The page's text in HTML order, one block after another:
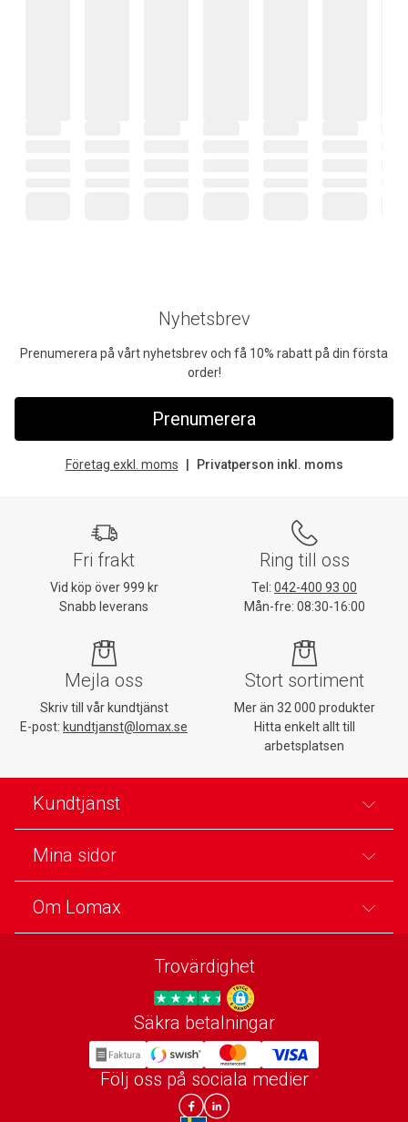
Nyhetsbrev
Prenumerera på vårt nyhetsbrev och få 10% rabatt på din första
order!
Prenumerera
Företag exkl. moms Privatperson inkl. moms
Fri frakt
Vid köp över 999 kr
Snabb leverans
Ring till oss
Tel: 042-400 93 00
Mån-fre: 08:30-16:00
Mejla oss
Skriv till vår kundtjänst
E-post: kundtjanst@lomax.se
Stort sortiment
Mer än 32 000 produkter
Hitta enkelt allt till
arbetsplatsen
Kundtjänst
Mina sidor
Om Lomax
Trovärdighet
Trygg E-handel
Säkra betalningar
Följ oss på sociala medier
Lomax DK Facebook
Lomax SE LinkIn